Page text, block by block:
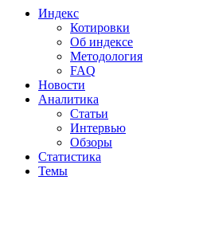
Индекс
Котировки
Об индексе
Методология
FAQ
Новости
Аналитика
Статьи
Интервью
Обзоры
Статистика
Темы